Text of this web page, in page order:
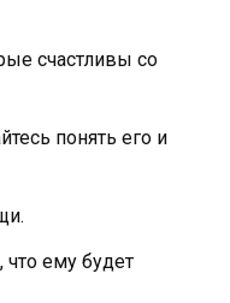
счастливы со
понять его и
что ему будет